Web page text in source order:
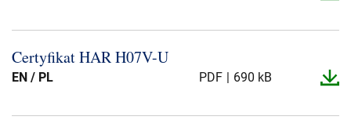
Certyfikat HAR H07V-​U
EN / PL PDF 690 kB